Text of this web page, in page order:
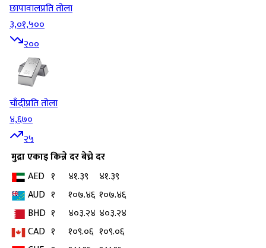
छापावालप्रति तोला
३,०१,५००
२००
चाँदीप्रति तोला
४,६७०
२५
मुद्राएकाइकिन्ने दरबेच्ने दर
AED १ ४१.३९
४१.३९
AUD १ १०७.४६ १०७.४६
BHD १ ४०३.२४ ४०३.२४
CAD १ १०९.०६ १०९.०६